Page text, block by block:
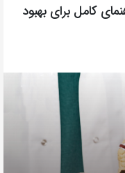
کامل برای بهبود